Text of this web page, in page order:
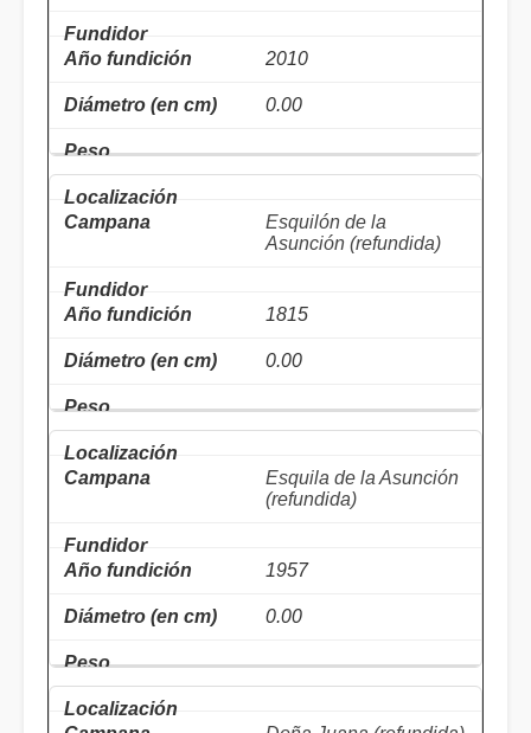
2010
0.00
Esquilón de la
Asunción (refundida)
1815
0.00
Esquila de la Asunción
(refundida)
1957
0.00